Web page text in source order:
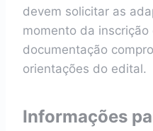
devem solicitar as
momento da inscrição
documentação
orientações do edital.
Informações